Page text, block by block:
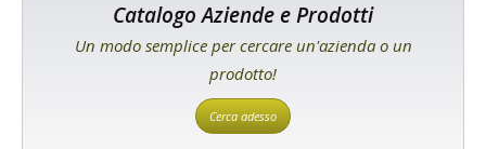
Catalogo Aziende e Prodotti
Un modo semplice per cercare un'azienda o un
prodotto!
Cerca adesso